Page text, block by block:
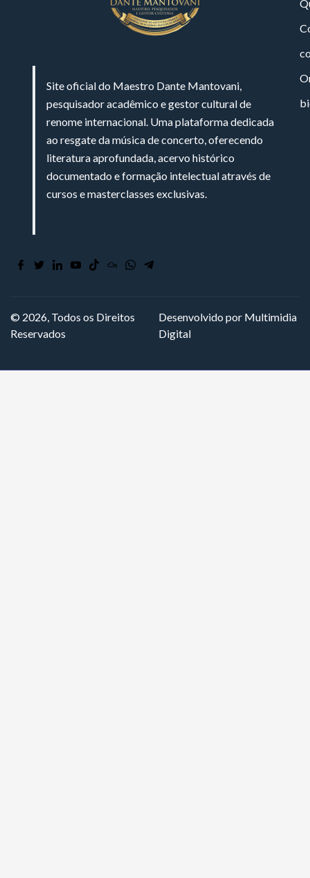
Site oficial do Maestro Dante Mantovani,
pesquisador acadêmico e gestor cultural de
renome internacional. Uma plataforma dedicada
ao resgate da música de concerto, oferecendo
literatura aprofundada, acervo histórico
documentado e formação intelectual através de
cursos e masterclasses exclusivas.
© 2026, Todos os Direitos
Reservados
Desenvolvido por Multimidia
Digital